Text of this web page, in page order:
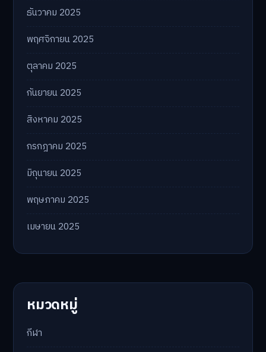
ธันวาคม 2025
พฤศจิกายน 2025
ตุลาคม 2025
กันยายน 2025
สิงหาคม 2025
กรกฎาคม 2025
มิถุนายน 2025
พฤษภาคม 2025
เมษายน 2025
หมวดหมู่
กีฬา